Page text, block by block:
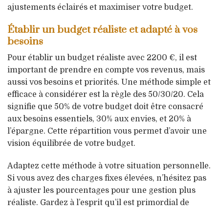
ajustements éclairés et maximiser votre budget.
Établir un budget réaliste et adapté à vos
besoins
Pour établir un budget réaliste avec 2200 €, il est
important de prendre en compte vos revenus, mais
aussi vos besoins et priorités. Une méthode simple et
efficace à considérer est la règle des 50/30/20. Cela
signifie que 50% de votre budget doit être consacré
aux besoins essentiels, 30% aux envies, et 20% à
l’épargne. Cette répartition vous permet d’avoir une
vision équilibrée de votre budget.
Adaptez cette méthode à votre situation personnelle.
Si vous avez des charges fixes élevées, n’hésitez pas
à ajuster les pourcentages pour une gestion plus
réaliste. Gardez à l’esprit qu’il est primordial de